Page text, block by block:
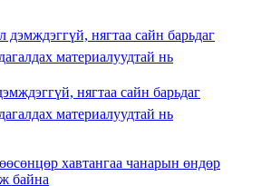
нягтаа сайн барьдаг
материалуудтай нь